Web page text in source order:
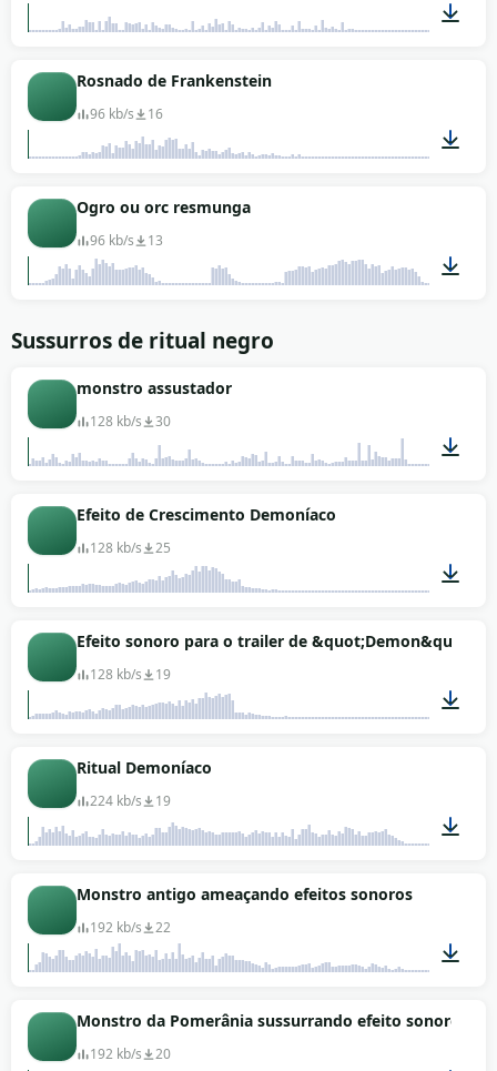
Rosnado de Frankenstein
96 kb/s 16
Ogro ou orc resmunga
96 kb/s 13
Sussurros de ritual negro
monstro assustador
128 kb/s 30
Efeito de Crescimento Demoníaco
128 kb/s 25
00:09
Efeito sonoro para o trailer de &quot;Demon&quot;
128 kb/s 19
Ritual Demoníaco
224 kb/s 19
Monstro antigo ameaçando efeitos sonoros
192 kb/s 22
00:05
Monstro da Pomerânia sussurrando efeito sonoro
192 kb/s 20